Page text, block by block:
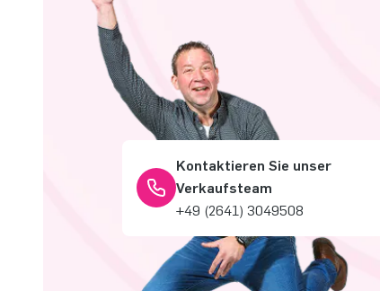
Kontaktieren Sie unser
Verkaufsteam
+49 (2641) 3049508